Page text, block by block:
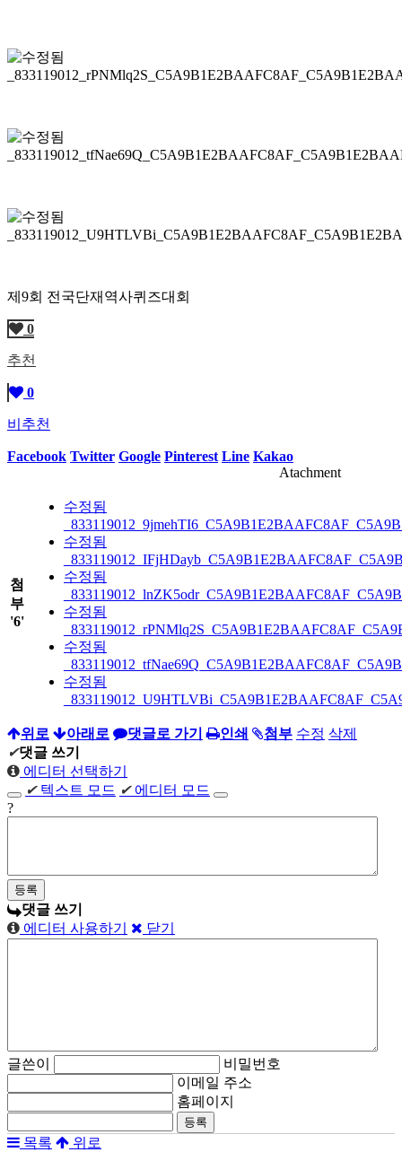
제9회 전국단재역사퀴즈대회
0
추천
0
비추천
Facebook Twitter Google Pinterest Line Kakao
Atachment
첨
부
'6'
수정됨
수정됨
수정됨
수정됨
수정됨
수정됨
위로 아래로 댓글로 가기 인쇄 첨부 수정 삭제
✔댓글 쓰기
에디터 선택하기
✔ 텍스트 모드 ✔ 에디터 모드
?
댓글 쓰기
에디터 사용하기
닫기
글쓴이
비밀번호
이메일 주소
홈페이지
목록 위로